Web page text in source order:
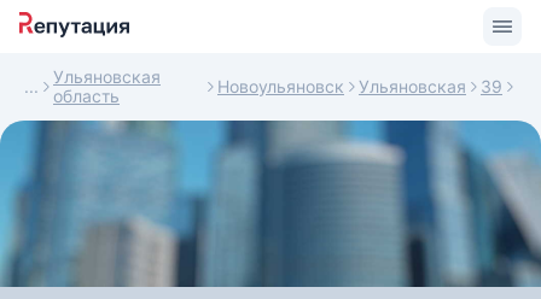
Ульяновская
область
Новоульяновск Ульяновская 39